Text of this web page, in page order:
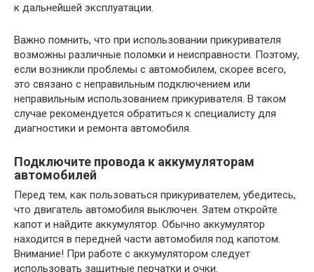
к дальнейшей эксплуатации.
Важно помнить, что при использовании прикуривателя
возможны различные поломки и неисправности. Поэтому,
если возникли проблемы с автомобилем, скорее всего,
это связано с неправильным подключением или
неправильным использованием прикуривателя. В таком
случае рекомендуется обратиться к специалисту для
диагностики и ремонта автомобиля.
Подключите провода к аккумуляторам
автомобилей
Перед тем, как пользоваться прикуривателем, убедитесь,
что двигатель автомобиля выключен. Затем откройте
капот и найдите аккумулятор. Обычно аккумулятор
находится в передней части автомобиля под капотом.
Внимание! При работе с аккумулятором следует
использовать защитные перчатки и очки.